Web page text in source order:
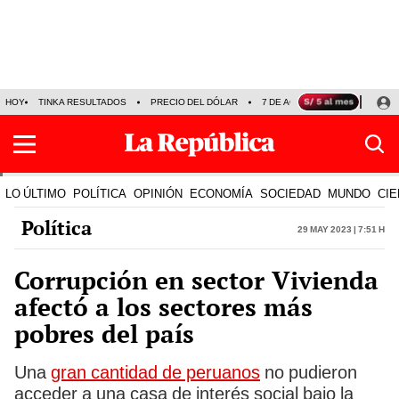
HOY TINKA RESULTADOS PRECIO DEL DÓLAR 7 DE AGOSTO OLLANTA
LO ÚLTIMO POLÍTICA OPINIÓN ECONOMÍA SOCIEDAD MUNDO
Política 29 May 2023 | 7:51 h
Corrupción en sector Vivienda
afectó a los sectores más
pobres del país
Una gran cantidad de peruanos no pudieron
acceder a una casa de interés social bajo la